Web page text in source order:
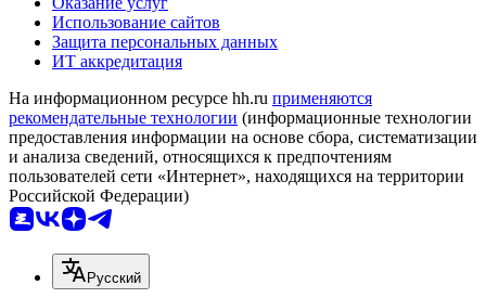
Использование сайтов
Защита персональных данных
ИТ аккредитация
На информационном ресурсе hh.ru применяются
рекомендательные технологии (информационные технологии
предоставления информации на основе сбора, систематизации
и анализа сведений, относящихся к предпочтениям
пользователей сети «Интернет», находящихся на территории
Российской Федерации)
Русский